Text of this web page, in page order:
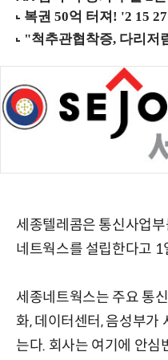
세종텔레콤은 통신사업
네트웍스를 설립한다고 1
세종네트웍스는 주요 통
화, 데이터센터, 음성부가
는다. 회사는 여기에 안심